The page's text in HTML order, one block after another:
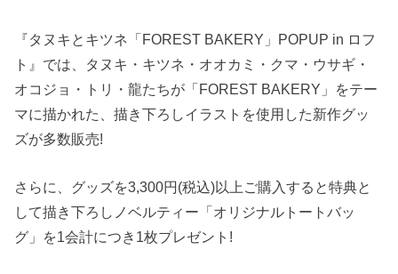
『タヌキとキツネ「FOREST BAKERY」POPUP in ロフ
ト』では、タヌキ・キツネ・オオカミ・クマ・ウサギ・
オコジョ・トリ・龍たちが「FOREST BAKERY」をテー
マに描かれた、描き下ろしイラストを使用した新作グッ
ズが多数販売!
さらに、グッズを3,300円(税込)以上ご購入すると特典と
して描き下ろしノベルティー「オリジナルトートバッ
グ」を1会計につき1枚プレゼント!